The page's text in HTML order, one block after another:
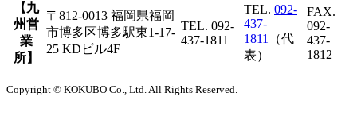
【九
州営
業
所】
〒812-0013 福岡県福岡
市博多区博多駅東1-17-
25 KDビル4F
TEL. 092-
437-1811
TEL. 092-
437-
1811
（代
表）
FAX.
092-
437-
1812
Copyright © KOKUBO Co., Ltd. All Rights Reserved.